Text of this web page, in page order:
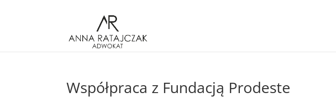
Współpraca z Fundacją Prodeste